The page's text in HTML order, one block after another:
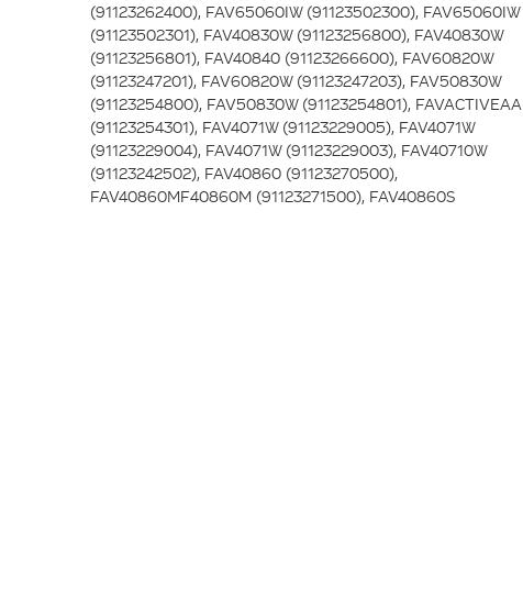
(91123262400), FAV65060IW (91123502300), FAV65060IW
(91123502301), FAV40830W (91123256800), FAV40830W
(91123256801), FAV40840 (91123266600), FAV60820W
(91123247201), FAV60820W (91123247203), FAV50830W
(91123254800), FAV50830W (91123254801), FAVACTIVEAA
(91123254301), FAV4071W (91123229005), FAV4071W
(91123229004), FAV4071W (91123229003), FAV40710W
(91123242502), FAV40860 (91123270500),
FAV40860MF40860M (91123271500), FAV40860S